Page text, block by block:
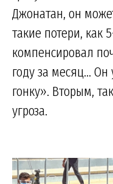
Джонатан, он
такие потери, как
компенсировал
году за месяц...
гонку». Вторым,
угроза.